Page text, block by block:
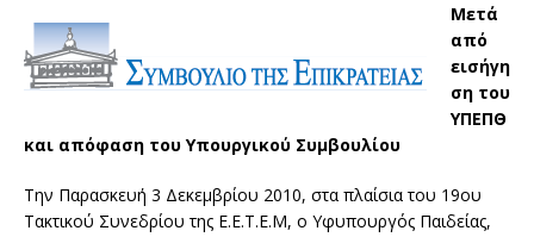
Μετά
από
εισήγη
ση του
ΥΠΕΠΘ
και απόφαση του Υπουργικού Συμβουλίου
Την Παρασκευή 3 Δεκεμβρίου 2010, στα πλαίσια του 19ου
Τακτικού Συνεδρίου της Ε.Ε.Τ.Ε.Μ, ο Υφυπουργός Παιδείας,